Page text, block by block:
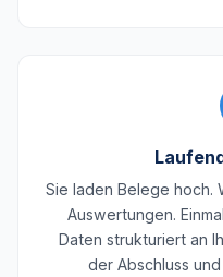
Sie laden Belege hoch.
Auswertungen.
Daten strukturiert an
der Abschluss